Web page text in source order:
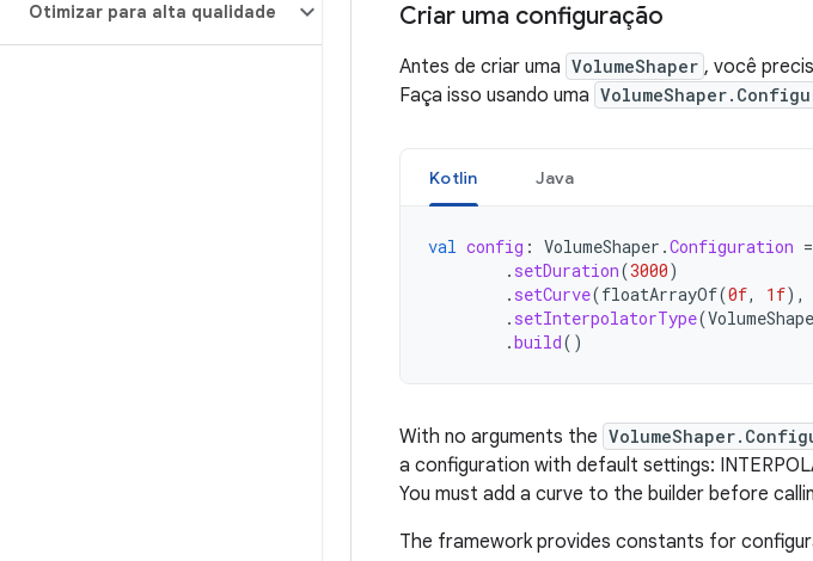
Otimizar para alta qualidade Criar uma configuração
Antes de criar uma VolumeShaper , você
Faça isso usando uma
Kotlin Java
val config : VolumeShaper .Configuration =
. setDuration(3000)
. setCurve(floatArrayOf(0f, 1f),
. setInterpolatorType(
.build()
With no arguments the VolumeShaper.
a configuration with default settings:
You must add a curve to the builder before
The framework provides constants for